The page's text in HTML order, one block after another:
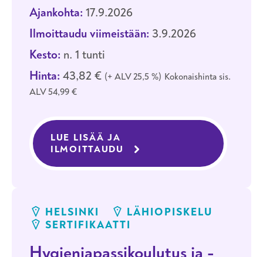
Ajankohta: 17.9.2026
Ilmoittaudu viimeistään: 3.9.2026
Kesto: n. 1 tunti
Hinta: 43,82 € + ALV 25,5 % Kokonaishinta sis.
ALV 54,99 €
LUE LISÄÄ JA
ILMOITTAUDU
KOULUTUKSEEN
HELSINKI
LÄHIOPISKELU
SERTIFIKAATTI
Hygieniapassikoulutus ja -